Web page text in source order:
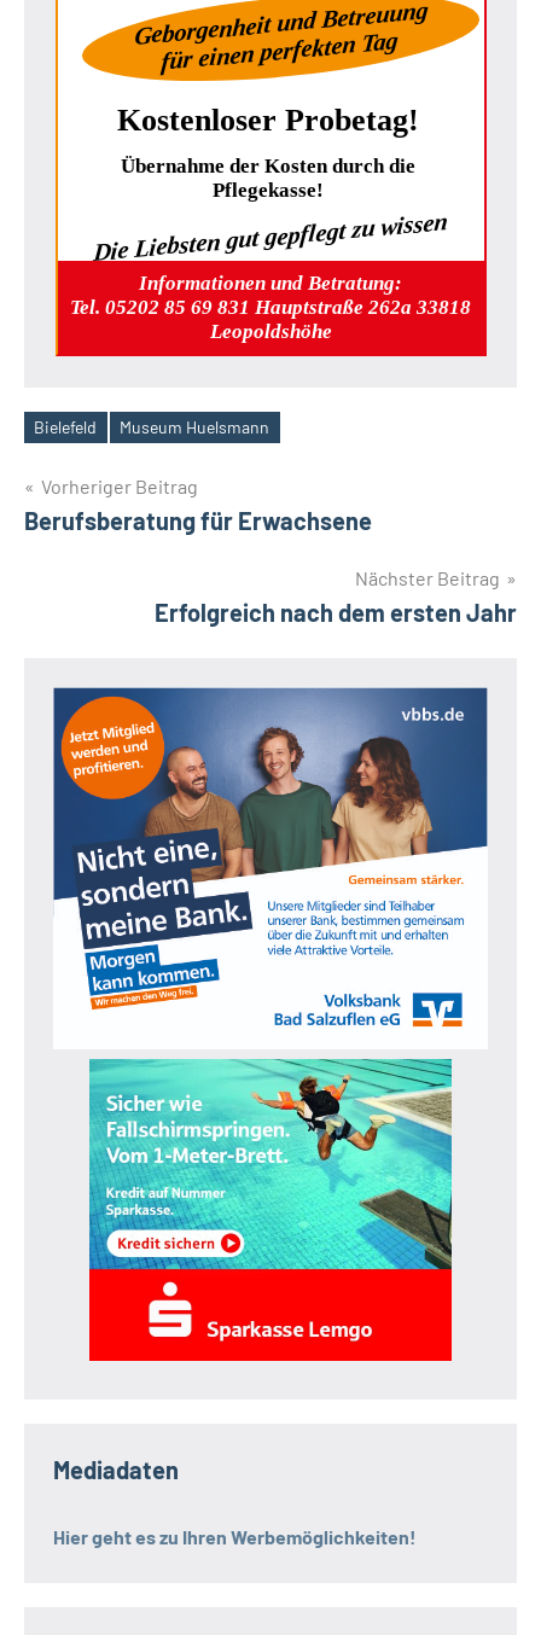
Geborgenheit und Betreuung
für einen perfekten Tag
Kostenloser Probetag!
Übernahme der Kosten durch die
Pflegekasse!
Die Liebsten gut gepflegt zu wissen
Informationen und Betratung:
Tel. 05202 85 69 831 Hauptstraße 262a 33818
Leopoldshöhe
Schlagwörter
Bielefeld Museum Huelsmann
Beitragsnavigation
Vorheriger Beitrag
Berufsberatung für Erwachsene
Nächster Beitrag
Erfolgreich nach dem ersten Jahr
Mediadaten
Hier geht es zu Ihren Werbemöglichkeiten!